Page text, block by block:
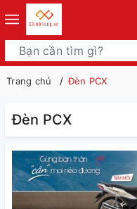
Trang chủ Đèn PCX
Đèn PCX